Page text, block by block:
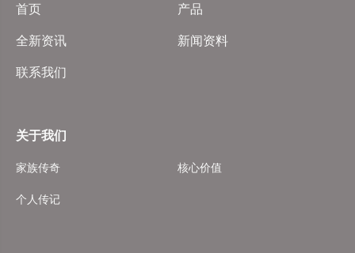
首页 产品
全新资讯 新闻资料
联系我们
关于我们
家族传奇 核心价值
个人传记